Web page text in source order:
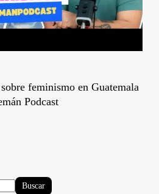
feminismo en Guatemala
Podcast
Buscar